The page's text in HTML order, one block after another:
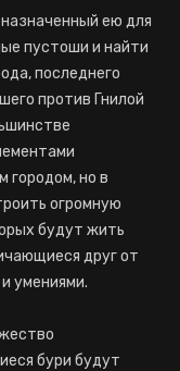
ею для
пустоши и найти
последнего
против Гнилой
городом, но в
огромную
будут жить
друг от
умениями.
бури будут